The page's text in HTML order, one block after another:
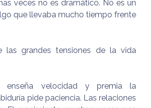
veces no es dramático. No es un
que llevaba mucho tiempo frente
las grandes tensiones de la vida
enseña velocidad y premia la
pide paciencia. Las relaciones